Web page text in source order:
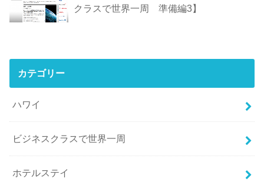
クラスで世界一周 準備編3】
カテゴリー
ハワイ
ビジネスクラスで世界一周
ホテルステイ